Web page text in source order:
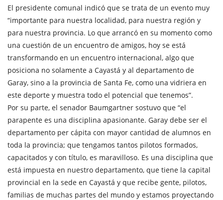
El presidente comunal indicó que se trata de un evento muy
“importante para nuestra localidad, para nuestra región y
para nuestra provincia. Lo que arrancó en su momento como
una cuestión de un encuentro de amigos, hoy se está
transformando en un encuentro internacional, algo que
posiciona no solamente a Cayastá y al departamento de
Garay, sino a la provincia de Santa Fe, como una vidriera en
este deporte y muestra todo el potencial que tenemos”.
Por su parte, el senador Baumgartner sostuvo que “el
parapente es una disciplina apasionante. Garay debe ser el
departamento per cápita con mayor cantidad de alumnos en
toda la provincia; que tengamos tantos pilotos formados,
capacitados y con título, es maravilloso. Es una disciplina que
está impuesta en nuestro departamento, que tiene la capital
provincial en la sede en Cayastá y que recibe gente, pilotos,
familias de muchas partes del mundo y estamos proyectando